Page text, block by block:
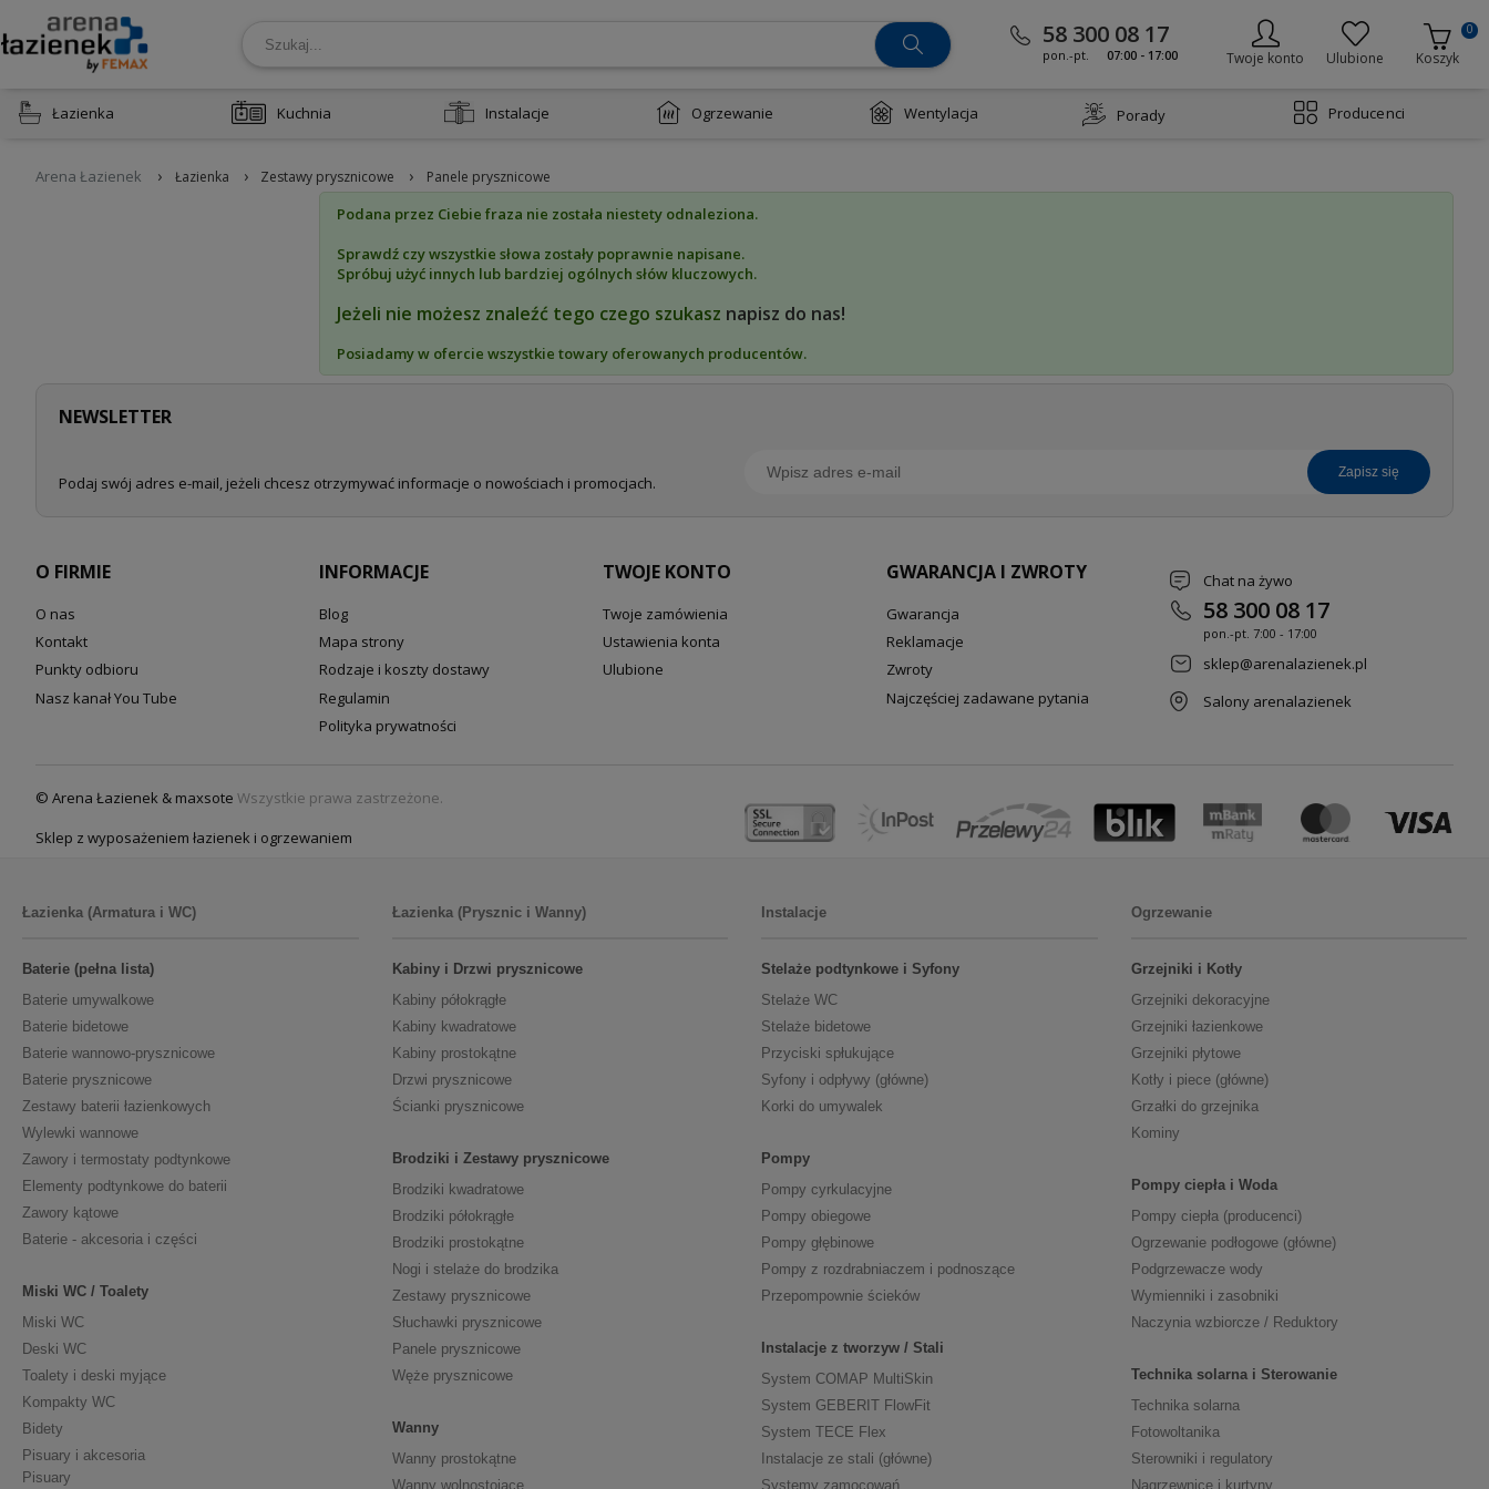
58 300 08 17
pon.-pt. 07:00 - 17:00 Twoje konto Ulubione Koszyk
0
Łazienka Kuchnia Instalacje Ogrzewanie Wentylacja Porady Producenci
Arena Łazienek › Łazienka › Zestawy prysznicowe › Panele prysznicowe
Podana przez Ciebie fraza nie została niestety odnaleziona.
Sprawdź czy wszystkie słowa zostały poprawnie napisane.
Spróbuj użyć innych lub bardziej ogólnych słów kluczowych.
Jeżeli nie możesz znaleźć tego czego szukasz napisz do nas!
Posiadamy w ofercie wszystkie towary oferowanych producentów.
NEWSLETTER
Podaj swój adres e-mail, jeżeli chcesz otrzymywać informacje o nowościach i promocjach.
zapisz się
O FIRMIE
O nas
Kontakt
Punkty odbioru
Nasz kanał You Tube
INFORMACJE
Blog
Mapa strony
Rodzaje i koszty dostawy
Regulamin
Polityka prywatności
TWOJE KONTO
Twoje zamówienia
Ustawienia konta
Ulubione
GWARANCJA I ZWROTY
Gwarancja
Reklamacje
Zwroty
Najczęściej zadawane pytania
Chat na żywo
58 300 08 17
pon.-pt. 7:00 - 17:00
sklep@arenalazienek.pl
Salony arenalazienek
© Arena Łazienek & maxsote Wszystkie prawa zastrzeżone.
Sklep z wyposażeniem łazienek i ogrzewaniem
Łazienka (Armatura i WC)
Baterie (pełna lista)
Baterie umywalkowe
Baterie bidetowe
Baterie wannowo-prysznicowe
Baterie prysznicowe
Zestawy baterii łazienkowych
Wylewki wannowe
Zawory i termostaty podtynkowe
Elementy podtynkowe do baterii
Zawory kątowe
Baterie - akcesoria i części
Miski WC / Toalety
Miski WC
Deski WC
Toalety i deski myjące
Kompakty WC
Bidety
Pisuary i akcesoria
Pisuary
Łazienka (Prysznic i Wanny)
Kabiny i Drzwi prysznicowe
Kabiny półokrągłe
Kabiny kwadratowe
Kabiny prostokątne
Drzwi prysznicowe
Ścianki prysznicowe
Brodziki i Zestawy prysznicowe
Brodziki kwadratowe
Brodziki półokrągłe
Brodziki prostokątne
Nogi i stelaże do brodzika
Zestawy prysznicowe
Słuchawki prysznicowe
Panele prysznicowe
Węże prysznicowe
Wanny
Wanny prostokątne
Wanny wolnostojące
Instalacje
Stelaże podtynkowe i Syfony
Stelaże WC
Stelaże bidetowe
Przyciski spłukujące
Syfony i odpływy (główne)
Korki do umywalek
Pompy
Pompy cyrkulacyjne
Pompy obiegowe
Pompy głębinowe
Pompy z rozdrabniaczem i podnoszące
Przepompownie ścieków
Instalacje z tworzyw / Stali
System COMAP MultiSkin
System GEBERIT FlowFit
System TECE Flex
Instalacje ze stali (główne)
Systemy zamocowań
Ogrzewanie
Grzejniki i Kotły
Grzejniki dekoracyjne
Grzejniki łazienkowe
Grzejniki płytowe
Kotły i piece (główne)
Grzałki do grzejnika
Kominy
Pompy ciepła i Woda
Pompy ciepła (producenci)
Ogrzewanie podłogowe (główne)
Podgrzewacze wody
Wymienniki i zasobniki
Naczynia wzbiorcze / Reduktory
Technika solarna i Sterowanie
Technika solarna
Fotowoltanika
Sterowniki i regulatory
Nagrzewnice i kurtyny